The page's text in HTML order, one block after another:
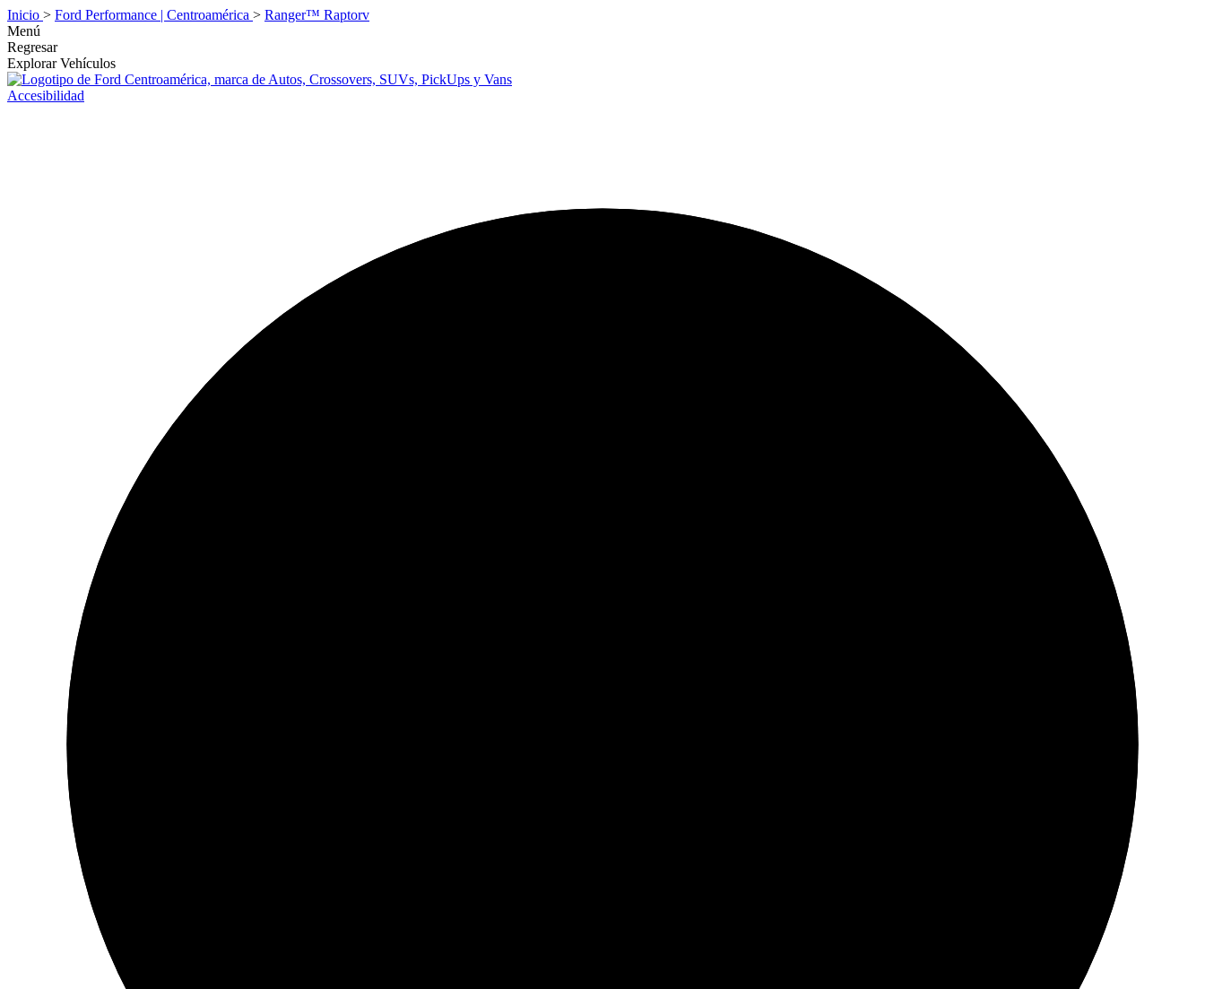
Inicio > Ford Performance | Centroamérica > Ranger™ Raptorv
Menú
Regresar
Explorar Vehículos
Accesibilidad